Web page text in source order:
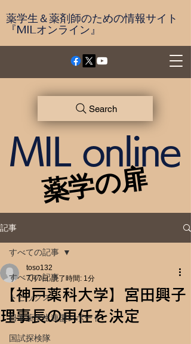
薬学生＆薬剤師のための情報サイト
『MILオンライン』
薬学の扉
薬学の扉
MIL online
Search
記事
すべての記事
トピックス
日本薬学生連盟レポート
国試探検隊
すべての記事
【神戸薬科大学】宮田興子
理事長の再任を決定
toso132
7月7日 読了時間: 1分